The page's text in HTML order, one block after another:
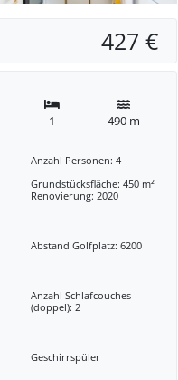
427 €
1
490 m
Anzahl Personen: 4
Grundstücksfläche: 450 m²
Renovierung: 2020
Abstand Golfplatz: 6200
Anzahl Schlafcouches
(doppel): 2
Geschirrspüler